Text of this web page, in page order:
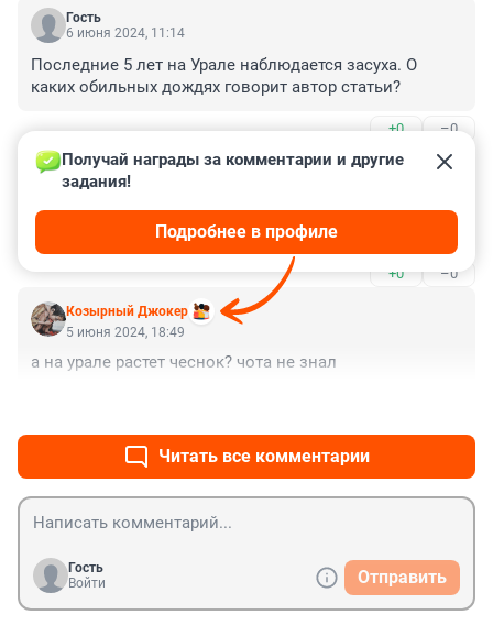
Гость
6 июня 2024, 11:14
Последние 5 лет на Урале наблюдается засуха. О
каких обильных дождях говорит автор статьи?
+0 –0
Гость
5 июня 2024, 23:27
Спасибо. У меня чеснок желтеет. Будем кормить
сброженной травой.
+0 –0
Козырный Джокер
Получай награды за комментарии и другие
задания!
Подробнее в профиле
5 июня 2024, 18:49
а на урале растет чеснок? чота не знал
Читать все комментарии
Гость
Войти
Отправить